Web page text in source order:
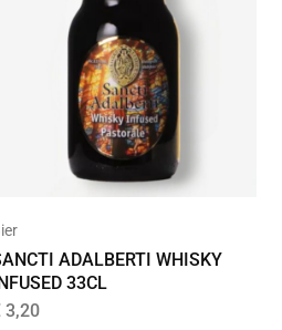
ADALBERTI WHISKY
33CL
3,20